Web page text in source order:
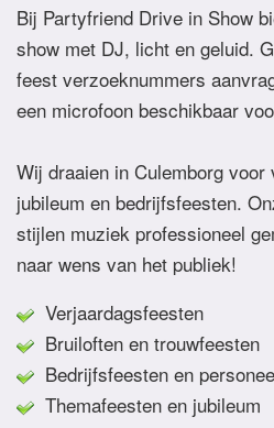
Bij Partyfriend Drive in Show
show met DJ, licht en geluid.
feest verzoeknummers
een microfoon beschikbaar
Wij draaien in Culemborg
jubileum en bedrijfsfeesten.
stijlen muziek professioneel
naar wens van het publiek!
Verjaardagsfeesten
Bruiloften en trouwfeesten
Bedrijfsfeesten en
Themafeesten en jubileum